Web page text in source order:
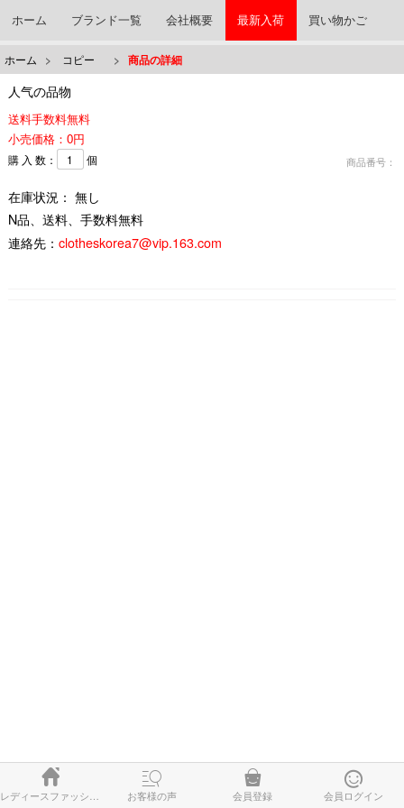
ホーム ブランド一覧 会社概要 最新入荷 買い物かご
ホーム > コピー > 商品の詳細
人气の品物
送料手数料無料
小売価格：0円
商品番号：
購 入 数： 個
在庫状況： 無し
N品、送料、手数料無料
連絡先： clotheskorea7@vip.163.com
 
お客様の声

会員登録

会員ログイン